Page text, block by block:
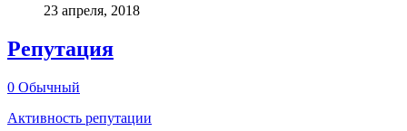
23 апреля, 2018
Репутация
0 Обычный
Активность репутации